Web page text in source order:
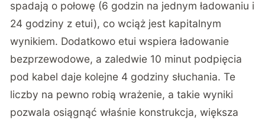
spadają o połowę (6 godzin na jednym ładowaniu i
24 godziny z etui), co wciąż jest kapitalnym
wynikiem. Dodatkowo etui wspiera ładowanie
bezprzewodowe, a zaledwie 10 minut podpięcia
pod kabel daje kolejne 4 godziny słuchania. Te
liczby na pewno robią wrażenie, a takie wyniki
pozwala osiągnąć właśnie konstrukcja, większa